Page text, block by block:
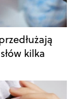
kilka